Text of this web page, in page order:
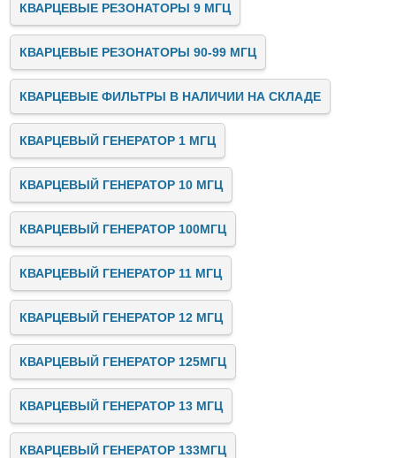
КВАРЦЕВЫЕ РЕЗОНАТОРЫ 9 МГЦ
КВАРЦЕВЫЕ РЕЗОНАТОРЫ 90-99 МГЦ
КВАРЦЕВЫЕ ФИЛЬТРЫ В НАЛИЧИИ НА СКЛАДЕ
КВАРЦЕВЫЙ ГЕНЕРАТОР 1 МГЦ
КВАРЦЕВЫЙ ГЕНЕРАТОР 10 МГЦ
КВАРЦЕВЫЙ ГЕНЕРАТОР 100МГЦ
КВАРЦЕВЫЙ ГЕНЕРАТОР 11 МГЦ
КВАРЦЕВЫЙ ГЕНЕРАТОР 12 МГЦ
КВАРЦЕВЫЙ ГЕНЕРАТОР 125МГЦ
КВАРЦЕВЫЙ ГЕНЕРАТОР 13 МГЦ
КВАРЦЕВЫЙ ГЕНЕРАТОР 133МГЦ